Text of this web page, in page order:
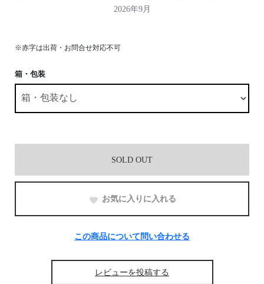
2026年9月
※赤字は出荷・お問合せ対応不可
箱・包装
SOLD OUT
お気に入りに入れる
この商品について問い合わせる
レビューを投稿する